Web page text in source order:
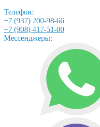
Телефон:
+7 (937) 200-98-66
+7 (908) 417-51-00
Мессенджеры: